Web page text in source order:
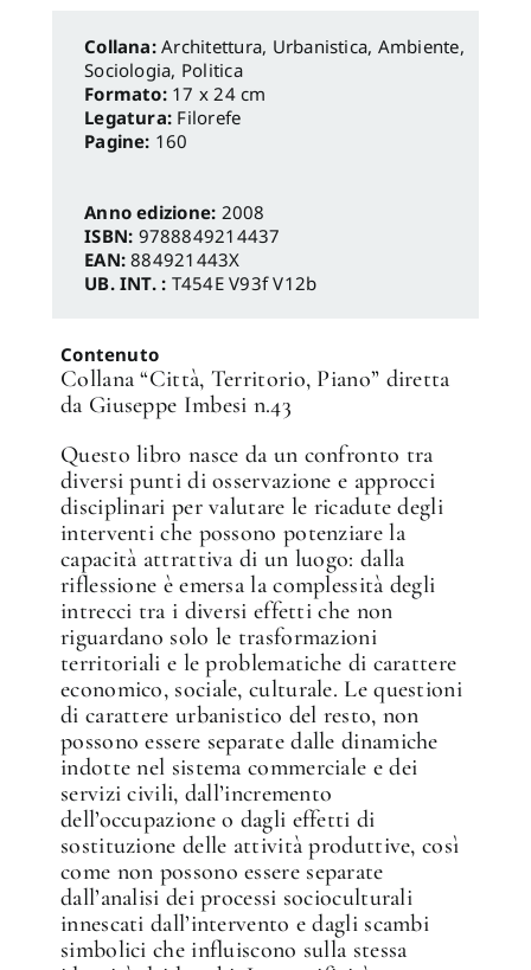
Architettura, Urbanistica, Ambiente,
Sociologia, Politica
Formato: 17 x 24 cm
Legatura: Filorefe
Pagine: 160
Anno edizione: 2008
ISBN: 9788849214437
EAN:884921443X
UB. INT. : T454E V93f V12b
Contenuto
Collana “Città, Territorio, Piano” diretta
da Giuseppe Imbesi n.43
Questo libro nasce da un confronto tra
diversi punti di osservazione e approcci
disciplinari per valutare le ricadute degli
interventi che possono potenziare la
capacità attrattiva di un luogo: dalla
riflessione è emersa la complessità degli
intrecci tra i diversi effetti che non
riguardano solo le trasformazioni
territoriali e le problematiche di carattere
economico, sociale, culturale. Le questioni
di carattere urbanistico del resto, non
possono essere separate dalle dinamiche
indotte nel sistema commerciale e dei
servizi civili, dall’incremento
dell’occupazione o dagli effetti di
sostituzione delle attività produttive, così
come non possono essere separate
dall’analisi dei processi socioculturali
innescati dall’intervento e dagli scambi
simbolici che influiscono sulla stessa